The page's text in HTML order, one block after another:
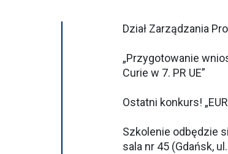
Dział Zarządzania
„Przygotowanie
Curie w 7. PR UE”
Ostatni konkurs!
Szkolenie odbędzie
sala nr 45 (Gdańsk,